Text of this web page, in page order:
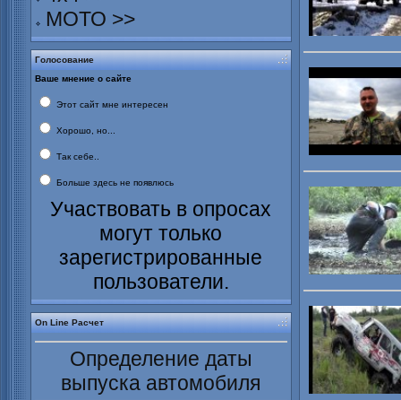
МОТО >>
Голосование
Ваше мнение о сайте
Этот сайт мне интересен
Хорошо, но...
Так себе..
Больше здесь не появлюсь
Участвовать в опросах
могут только
зарегистрированные
пользователи.
On Line Расчет
Определение даты
выпуска автомобиля